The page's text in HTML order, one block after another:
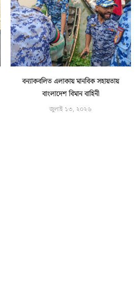
বন্যাকবলিত এলাকায় মানবিক সহায়তায়
বাংলাদেশ বিমান বাহিনী
জুলাই ১৩, ২০২৬